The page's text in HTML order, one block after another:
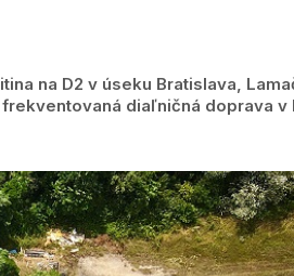
na D2 v úseku Bratislava,
diaľničná doprava v